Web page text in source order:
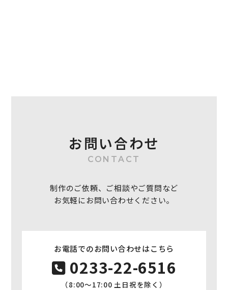
お問い合わせ
CONTACT
制作のご依頼、ご相談やご質問など
お気軽にお問い合わせください。
お電話でのお問い合わせはこちら
0233-22-6516
（8:00〜17:00 土日祝を除く）